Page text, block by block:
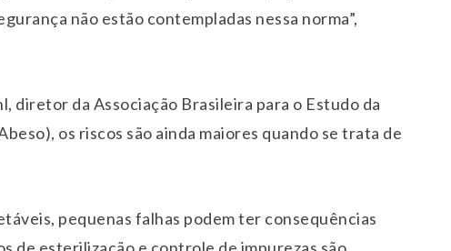
não estão contempladas nessa norma”,
diretor da Associação Brasileira para o Estudo da
os riscos são ainda maiores quando se trata de
pequenas falhas podem ter consequências